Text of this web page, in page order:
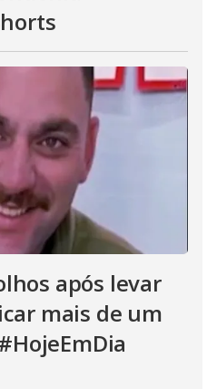
após levar
mais de um